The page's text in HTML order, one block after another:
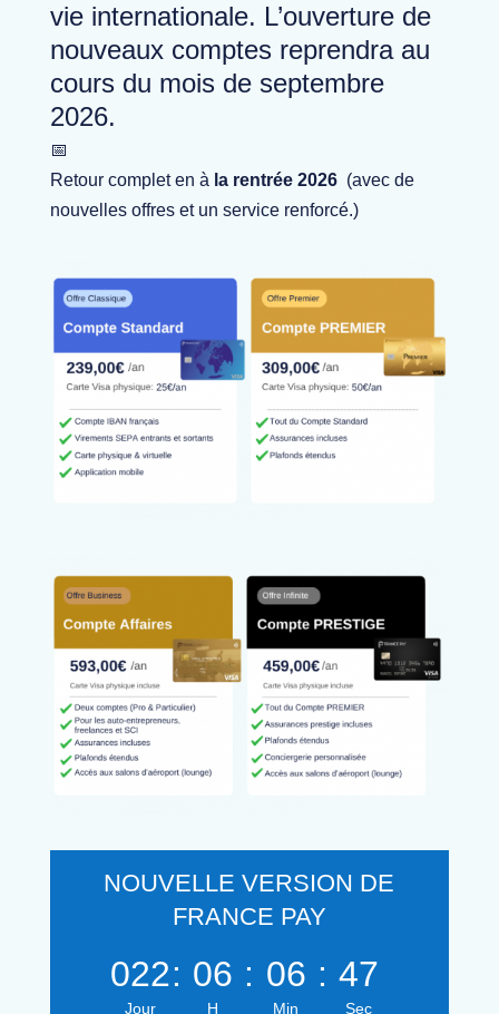
vie internationale. L’ouverture de
nouveaux comptes reprendra au
cours du mois de septembre
2026.
📅
Retour complet en à la rentrée 2026(avec de
nouvelles offres et un service renforcé.)
NOUVELLE VERSION DE
FRANCE PAY
022
Jour
: 06
H
: 06
Min
: 46
Sec